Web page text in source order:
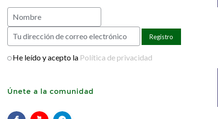
He leído y acepto la Política de privacidad
Únete a la comunidad